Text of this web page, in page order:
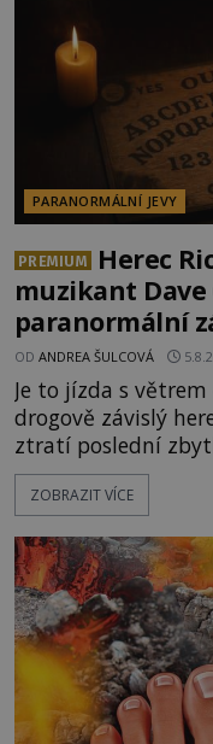
PARANORMÁLNÍ JEVY
PREMIUM
Herec
muzikant Dave
paranormální
OD ANDREA ŠULCOVÁ
Je to jízda s
drogově závislý
ztratí poslední
po silnicích ve
řetězu. Vše
následně nalezne
momentem se
ZOBRAZIT VÍCE